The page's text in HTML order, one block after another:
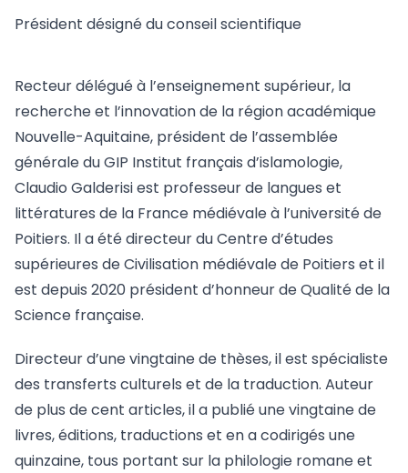
Président désigné du conseil scientifique
Recteur délégué à l’enseignement supérieur, la
recherche et l’innovation de la région académique
Nouvelle-Aquitaine, président de l’assemblée
générale du GIP Institut français d’islamologie,
Claudio Galderisi est professeur de langues et
littératures de la France médiévale à l’université de
Poitiers. Il a été directeur du Centre d’études
supérieures de Civilisation médiévale de Poitiers et il
est depuis 2020 président d’honneur de Qualité de la
Science française.
Directeur d’une vingtaine de thèses, il est spécialiste
des transferts culturels et de la traduction. Auteur
de plus de cent articles, il a publié une vingtaine de
livres, éditions, traductions et en a codirigés une
quinzaine, tous portant sur la philologie romane et